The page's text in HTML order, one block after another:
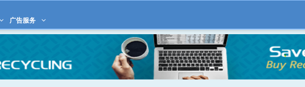
广告服务